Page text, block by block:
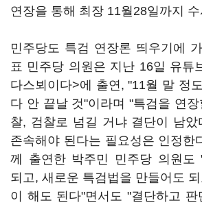
연장을 통해 최장 11월28일까지
민주당도 특검 연장론 띄우기에
표 민주당 의원은 지난 16일 유튜
다스뵈이다>에 출연, "11월 말 정
다 안 끝날 것"이라며 "특검을 연
찰, 검찰로 넘길 거냐 결단이 남았
존속해야 된다는 필요성은 인정한
께 출연한 박주민 민주당 의원도
되고, 새로운 특검법을 만들어도
이 해도 된다"면서도 "결단하고